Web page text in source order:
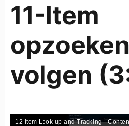
11-Item
volgen